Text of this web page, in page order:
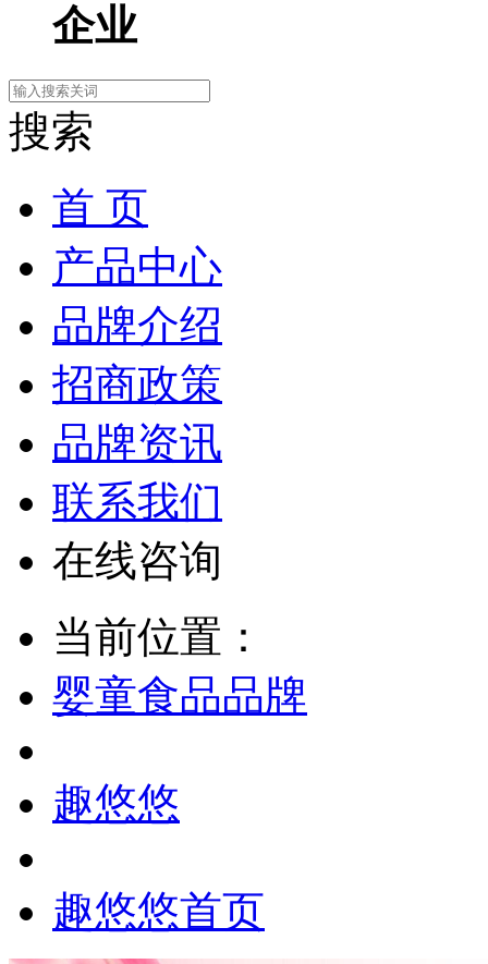
企业
搜索
首 页
产品中心
品牌介绍
招商政策
品牌资讯
联系我们
在线咨询
当前位置：
婴童食品品牌
趣悠悠
趣悠悠首页